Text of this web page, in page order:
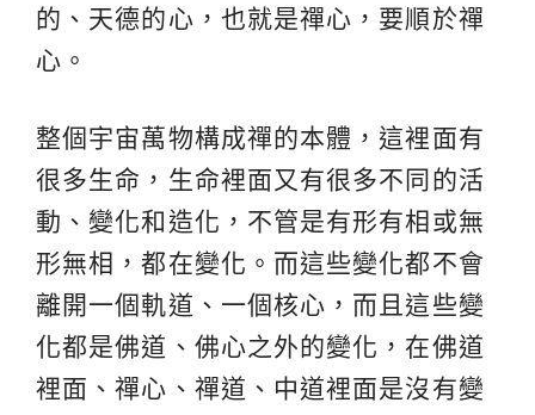
的、天德的心，也就是禪心，要順於禪
心。
整個宇宙萬物構成禪的本體，這裡面有
很多生命，生命裡面又有很多不同的活
動、變化和造化，不管是有形有相或無
形無相，都在變化。而這些變化都不會
離開一個軌道、一個核心，而且這些變
化都是佛道、佛心之外的變化，在佛道
裡面、禪心、禪道、中道裡面是沒有變